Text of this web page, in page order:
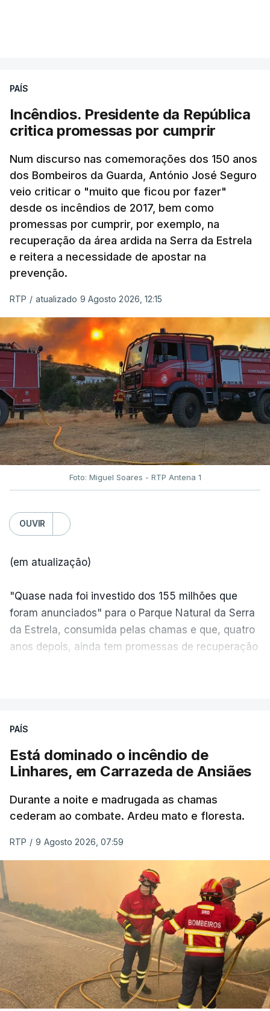
PAÍS
Incêndios. Presidente da República
critica promessas por cumprir
Num discurso nas comemorações dos 150 anos
dos Bombeiros da Guarda, António José Seguro
veio criticar o "muito que ficou por fazer"
desde os incêndios de 2017, bem como
promessas por cumprir, por exemplo, na
recuperação da área ardida na Serra da Estrela
e reitera a necessidade de apostar na
prevenção.
RTP / atualizado 9 Agosto 2026, 12:15
Foto: Miguel Soares - RTP Antena 1
OUVIR
(em atualização)
"Quase nada foi investido dos 155 milhões que
foram anunciados" para o Parque Natural da Serra
da Estrela, consumida pelas chamas e que, quatro
anos depois, ainda tem promessas de recuperação
ESTE CONTEÚDO ESTÁ NESTE
PAÍS
Está dominado o incêndio de
Linhares, em Carrazeda de Ansiães
Durante a noite e madrugada as chamas
cederam ao combate. Ardeu mato e floresta.
RTP / 9 Agosto 2026, 07:59